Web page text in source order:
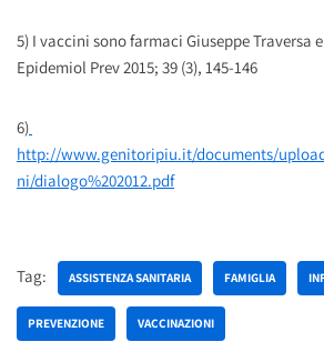
5) I vaccini sono farmaci Giuseppe Traversa
Epidemiol Prev 2015; 39 (3), 145-146
6)
http://www.genitoripiu.it/documents/
ni/dialogo%202012.pdf
Tag: ASSISTENZA SANITARIA FAMIGLIA
PREVENZIONE VACCINAZIONI